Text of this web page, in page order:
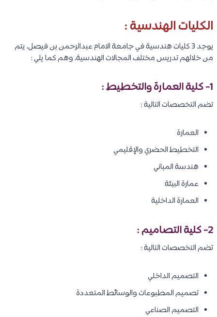
الكليات الهندسية :
يوجد 3 كليات هندسية في جامعة الامام عبدالرحمن بن فيصل، يتم
من خلالهم تدريس مختلف المجالات الهندسية، وهم كما يلي :
1- كلية العمارة والتخطيط :
تضم التخصصات التالية :
العمارة
التخطيط الحضري والإقليمي
هندسة المباني
عمارة البيئة
العمارة الداخلية
2- كلية التصاميم :
تضم التخصصات التالية :
التصميم الداخلي
تصميم المطبوعات والوسائط المتعددة
التصميم الصناعي